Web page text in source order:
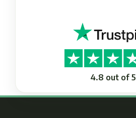
4.8 out of 5